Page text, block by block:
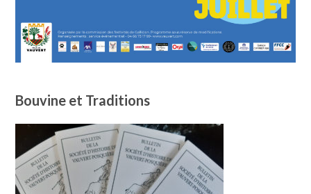
Bouvine et Traditions